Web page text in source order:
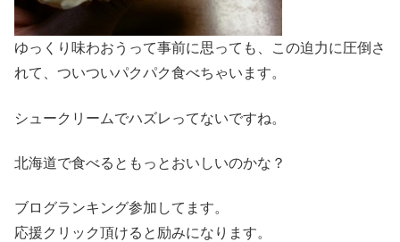
ゆっくり味わおうって事前に思っても、この迫力に圧倒さ
れて、ついついパクパク食べちゃいます。
シュークリームでハズレってないですね。
北海道で食べるともっとおいしいのかな？
ブログランキング参加してます。
応援クリック頂けると励みになります。